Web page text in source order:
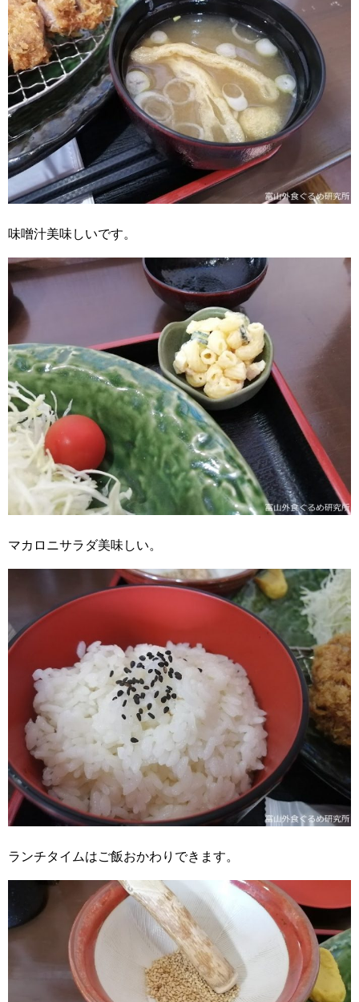
味噌汁美味しいです。
マカロニサラダ美味しい。
ランチタイムはご飯おかわりできます。